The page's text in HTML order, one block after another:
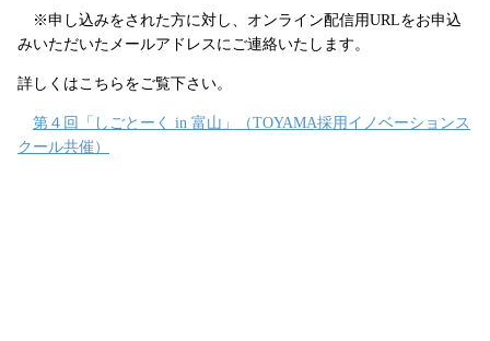
※申し込みをされた方に対し、オンライン配信用URLをお申込
みいただいたメールアドレスにご連絡いたします。
詳しくはこちらをご覧下さい。
第４回「しごとーく in 富山」（TOYAMA採用イノベーションス
クール共催）